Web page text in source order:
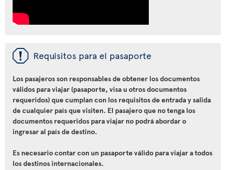
ü Requisitos para el pasaporte
Los pasajeros son responsables de obtener los documentos
válidos para viajar (pasaporte, visa u otros documentos
requeridos) que cumplan con los requisitos de entrada y salida
de cualquier país que visiten. El pasajero que no tenga los
documentos requeridos para viajar no podrá abordar o
ingresar al país de destino.
Es necesario contar con un pasaporte válido para viajar a todos
los destinos internacionales.